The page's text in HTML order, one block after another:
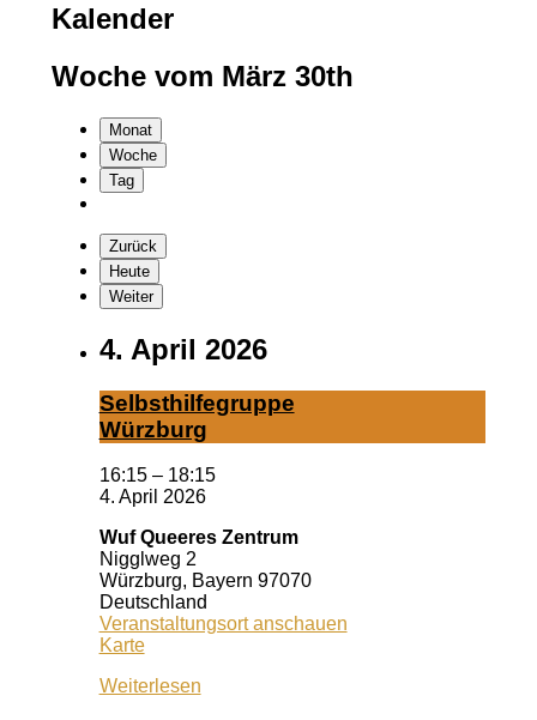
Kalender
Woche vom März 30th
Monat
Woche
Tag
Zurück
Heute
Weiter
4. April 2026
Selbst­hil­fe­grup­pe
Würz­burg
16:15 – 18:15
4. April 2026
Wuf Queeres Zentrum
Nigglweg 2
Würzburg, Bayern 97070
Deutschland
Veranstaltungsort anschauen
KarteWuf
Zentrum
Weiterlesen